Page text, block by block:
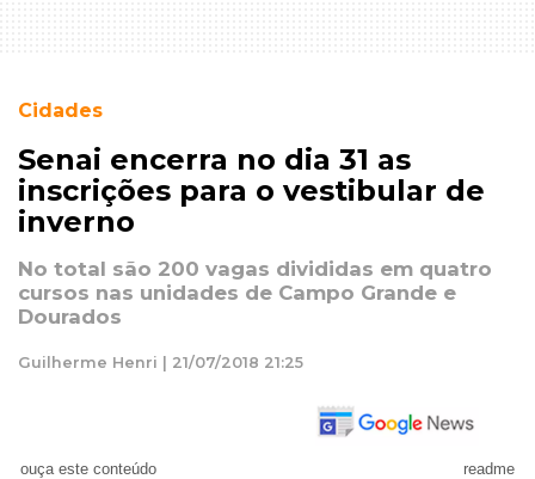
Cidades
Senai encerra no dia 31 as
inscrições para o vestibular de
inverno
No total são 200 vagas divididas em quatro
cursos nas unidades de Campo Grande e
Dourados
Guilherme Henri | 21/07/2018 21:25
ouça este conteúdo readme